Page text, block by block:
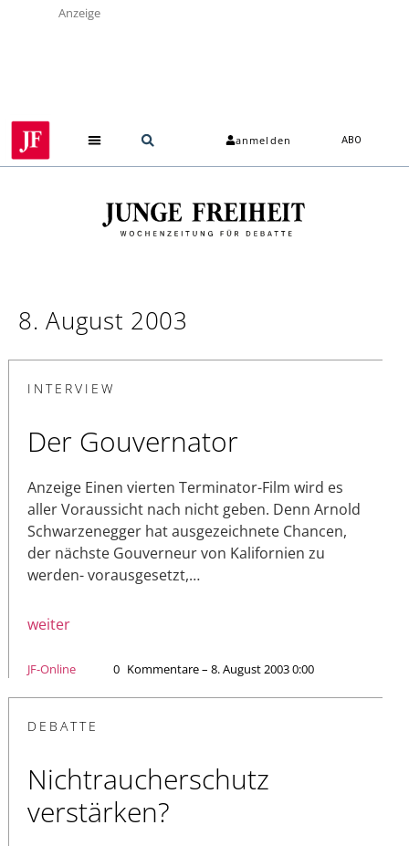
Anzeige
anmelden ABO
8. August 2003
INTERVIEW
Der Gouvernator
Anzeige Einen vierten Terminator-Film wird es
aller Voraussicht nach nicht geben. Denn Arnold
Schwarzenegger hat ausgezeichnete Chancen,
der nächste Gouverneur von Kalifornien zu
werden- vorausgesetzt,…
weiter
JF-Online 0 Kommentare – 8. August 2003 0:00
DEBATTE
Nichtraucherschutz
verstärken?